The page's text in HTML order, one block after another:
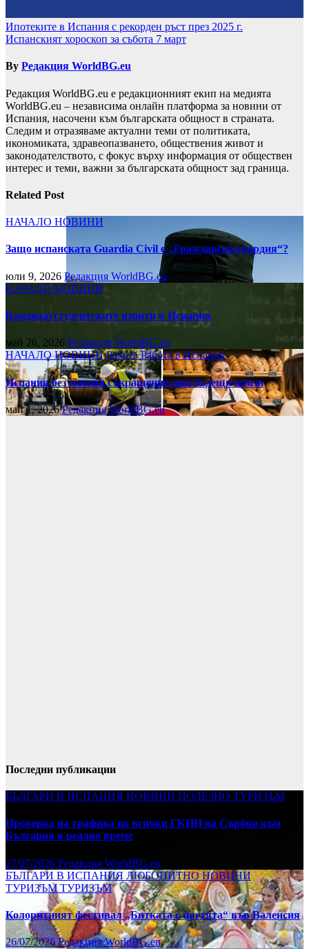
Навигация
Ипотеките в Испания с рекорден ръст през 2025 г.
Испанският хороскоп за събота 7 март
By Редакция WorldBG.eu
Редакция WorldBG.eu е редакционният екип на медията
WorldBG.eu – независима онлайн платформа за новини от
Испания, насочени към българската общност в страната.
Следим и отразяваме актуални теми от политиката,
икономиката, здравеопазването, обществения живот и
законодателството, с фокус върху информация от обществен
интерес и теми, важни за българската общност зад граница.
Related Post
НАЧАЛО НОВИНИ
Защо испанската Guardia Civil е „Гражданска гвардия“?
юли 9, 2026 Редакция WorldBG.eu
НАЧАЛО НОВИНИ
Кандидатстудентските изпити в Испания
май 26, 2026 Редакция WorldBG.eu
НАЧАЛОНОВИНИРаботаРабота в Испания
Испания без масови съкращения при бъдещи кризи
май 1, 2026Редакция WorldBG.eu
Последни публикации
БЪЛГАРИ В ИСПАНИЯ НОВИНИ ПОЛЕЗНО ТУРИЗЪМ
Проверка на трафика по всички ГКПП на Сърбия към
България в реално време
27/07/2026 Редакция WorldBG.eu
БЪЛГАРИ В ИСПАНИЯ ЛЮБОПИТНОНОВИНИ
ТУРИЗЪМТУРИЗЪМ
Колоритният фестивал „Битката с цветята“ във Валенсия
26/07/2026Редакция WorldBG.eu